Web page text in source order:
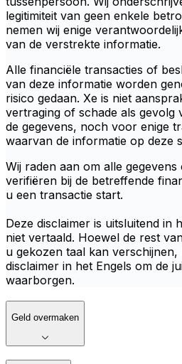
legitimiteit van geen enkele
nemen wij enige
van de verstrekte informatie.
Alle financiële transacties of
van deze informatie worden
risico gedaan. Xe is niet
vertraging of schade als
de gegevens, noch voor enige
waarvan de informatie op deze
Wij raden aan om alle
verifiëren bij de betreffende
u een transactie start.
Deze disclaimer is uitsluitend in
niet vertaald. Hoewel de rest
u gekozen taal kan verschijnen,
disclaimer in het Engels om de
waarborgen.
Geld overmaken